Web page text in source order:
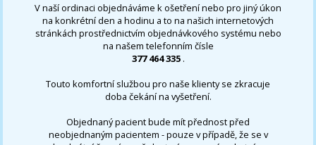
V naší ordinaci objednáváme k ošetření nebo pro jiný úkon
na konkrétní den a hodinu a to na našich internetových
stránkách prostřednictvím objednávkového systému nebo
na našem telefonním čísle
377 464 335 .
Touto komfortní službou pro naše klienty se zkracuje
doba čekání na vyšetření.
Objednaný pacient bude mít přednost před
neobjednaným pacientem - pouze v případě, že se v